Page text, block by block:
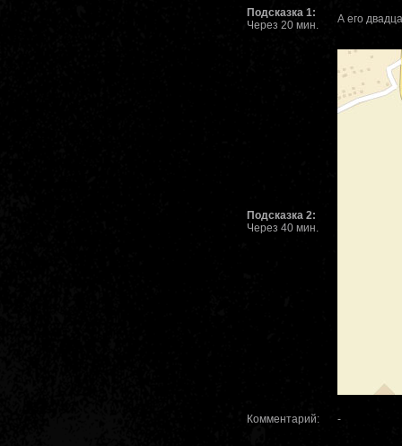
Подсказка 1:
Через 20 мин.
А его
Подсказка 2:
Через 40 мин.
Комментарий: -